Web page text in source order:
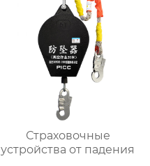
Страховочные
устройства от падения